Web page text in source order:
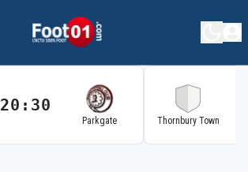
20:30
Parkgate Thornbury Town